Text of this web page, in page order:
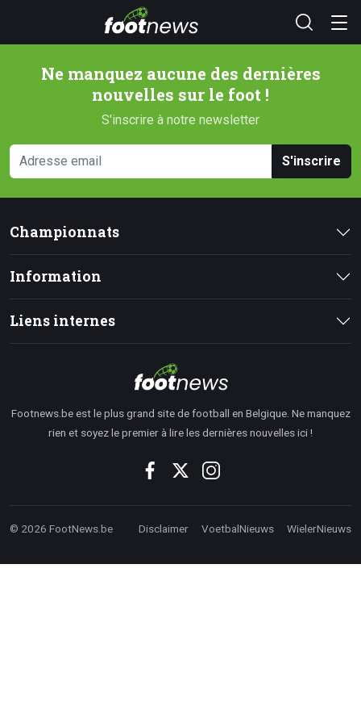
Ne manquez aucune des dernières
nouvelles sur le foot !
S'inscrire à notre newsletter
S'inscrire
Championnats
Information
Liens internes
Footnews.be est le plus grand site de football en Belgique. Ne manquez
rien et soyez le premier à lire les dernières nouvelles ici !
© 2026 FootNews.be Disclaimer VoetbalNieuws WielerNieuws